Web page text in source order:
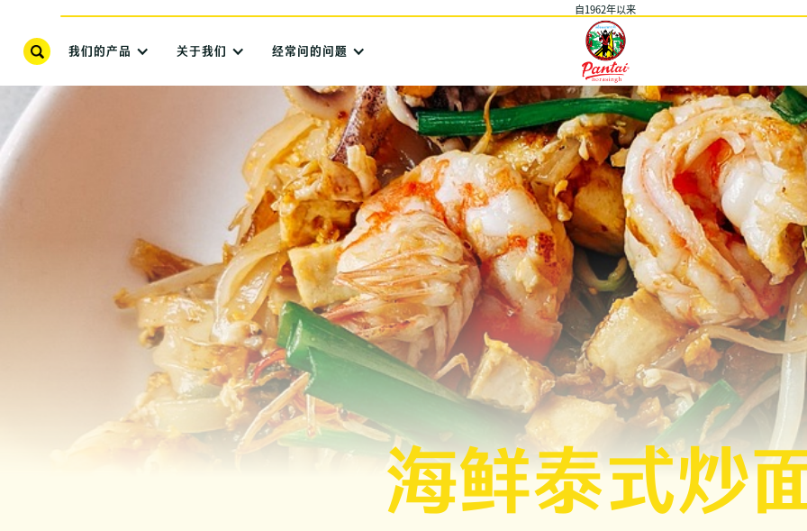
自1962年以来
我们的产品 关于我们 经常问的问题
海鲜泰式炒